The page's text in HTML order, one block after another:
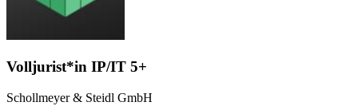
Volljurist*in IP/IT 5+
Schollmeyer & Steidl GmbH